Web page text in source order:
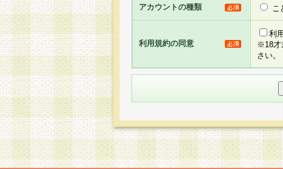
るものとします。
5.当社がお聞きする個人情報は、す
のと考えております。従って、会員
合には、当社はその個人情報をお預
社の取扱商品やサービス等をご利用
い。
6.当社は、お客様から当社が保有し
められた場合には、ご本人様である
せ先となります。
第2条 会員の資格
1.会員とは、本規約等を承諾のうえ
アカウントの種類 こ
利用規約の同意
利
※18才
さい。